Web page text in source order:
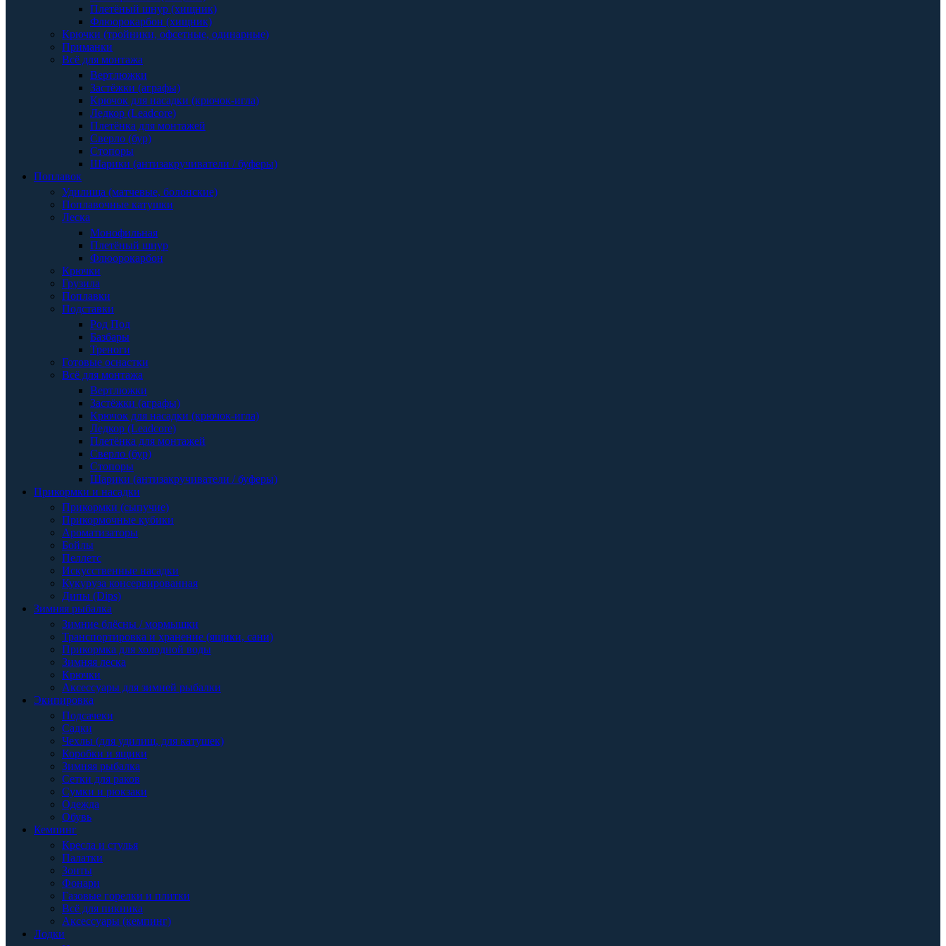
Плетёный шнур (хищник)
Флюорокарбон (хищник)
Крючки (тройники, офсетные, одинарные)
Приманки
Всё для монтажа
Вертлюжки
Застёжки (аграфы)
Крючок для насадки (крючок-игла)
Ледкор (Leadcore)
Плетёнка для монтажей
Сверло (бур)
Стопоры
Шарики (антизакручиватели / буферы)
Поплавок
Удилища (матчевые, болонские)
Поплавочные катушки
Леска
Монофильная
Плетёный шнур
Флюорокарбон
Крючки
Грузила
Поплавки
Подставки
Род Под
Базбары
Треноги
Готовые оснастки
Всё для монтажа
Вертлюжки
Застёжки (аграфы)
Крючок для насадки (крючок-игла)
Ледкор (Leadcore)
Плетёнка для монтажей
Сверло (бур)
Стопоры
Шарики (антизакручиватели / буферы)
Прикормки и насадки
Прикормки (сыпучие)
Прикормочные кубики
Ароматизаторы
Бойлы
Пеллетс
Искусственные насадки
Кукуруза консервированная
Дипы (Dips)
Зимняя рыбалка
Зимние блёсны / мормышки
Транспортировка и хранение (ящики, сани)
Прикормка для холодной воды
Зимняя леска
Крючки
Аксессуары для зимней рыбалки
Экипировка
Подсачеки
Садки
Чехлы (для удилищ, для катушек)
Коробки и ящики
Зимняя рыбалка
Сетки для раков
Сумки и рюкзаки
Одежда
Обувь
Кемпинг
Кресла и стулья
Палатки
Зонты
Фонари
Газовые горелки и плитки
Всё для пикника
Аксессуары (кемпинг)
Лодки